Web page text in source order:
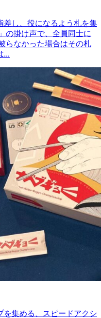
差し、役になるよう札を集
の掛け声で、全員同士に
らなかった場合はその札
...
を集める、スピードアクシ